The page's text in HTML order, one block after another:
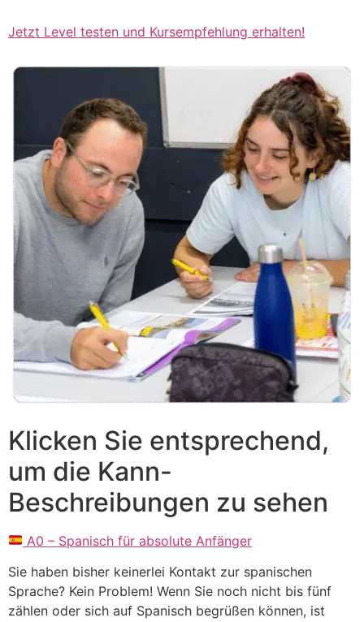
Jetzt Level testen und Kursempfehlung erhalten!
Klicken Sie entsprechend,
um die Kann-
Beschreibungen zu sehen
A0 – Spanisch für absolute Anfänger
Sie haben bisher keinerlei Kontakt zur spanischen
Sprache? Kein Problem! Wenn Sie noch nicht bis fünf
zählen oder sich auf Spanisch begrüßen können, ist